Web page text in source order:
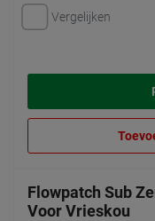
Vergelijken
Flowpatch Sub
Voor Vrieskou